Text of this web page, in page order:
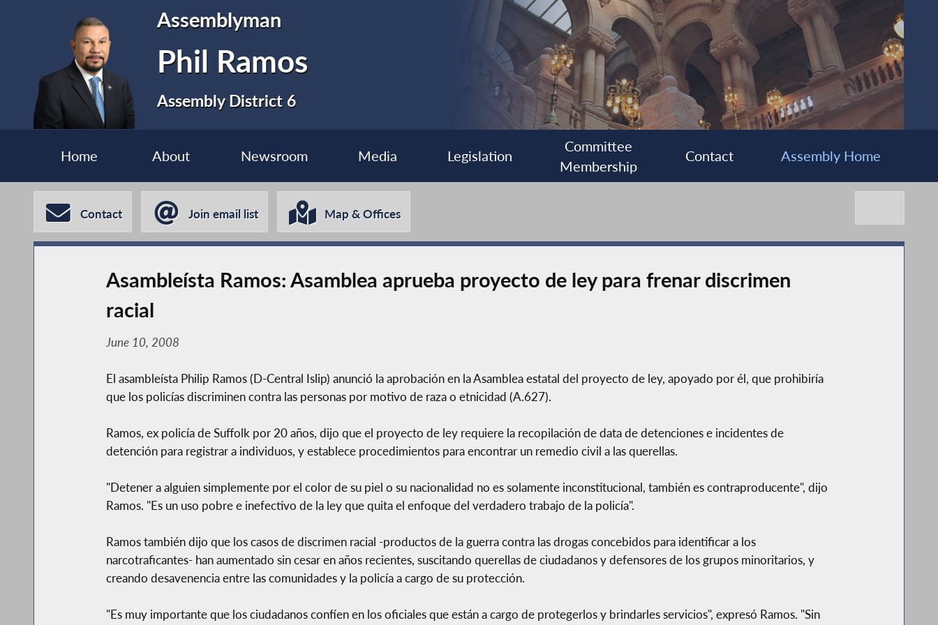
Assemblyman
Phil Ramos
Assembly District 6
Home About Newsroom Media Legislation
Committee
Membership
Contact Assembly Home
Contact Join email list Map & Offices
Asambleísta Ramos: Asamblea aprueba proyecto de ley para frenar discrimen
racial
June 10, 2008
El asambleísta Philip Ramos (D-Central Islip) anunció la aprobación en la Asamblea estatal del proyecto de ley, apoyado por él, que prohibiría
que los policías discriminen contra las personas por motivo de raza o etnicidad (A.627).
Ramos, ex policía de Suffolk por 20 años, dijo que el proyecto de ley requiere la recopilación de data de detenciones e incidentes de
detención para registrar a individuos, y establece procedimientos para encontrar un remedio civil a las querellas.
"Detener a alguien simplemente por el color de su piel o su nacionalidad no es solamente inconstitucional, también es contraproducente", dijo
Ramos. "Es un uso pobre e inefectivo de la ley que quita el enfoque del verdadero trabajo de la policía".
Ramos también dijo que los casos de discrimen racial -productos de la guerra contra las drogas concebidos para identificar a los
narcotraficantes- han aumentado sin cesar en años recientes, suscitando querellas de ciudadanos y defensores de los grupos minoritarios, y
creando desavenencia entre las comunidades y la policía a cargo de su protección.
"Es muy importante que los ciudadanos confíen en los oficiales que están a cargo de protegerlos y brindarles servicios", expresó Ramos. "Sin